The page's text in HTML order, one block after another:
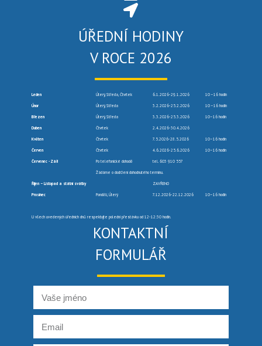
ÚŘEDNÍ HODINY
V ROCE 2026
Leden Úterý, Středa, Čtvrtek 6.1.2026-29.1.2026 10 –16 hodin
Únor Úterý, Středa 3.2.2026-25.2.2026 10 –16 hodin
Březen Úterý, Středa 3.3.2026-25.3.2026 10–16 hodin
Duben Čtvrtek 2.4.2026-30.4.2026
Květen Čtvrtek 7.5.2026-28.5.2026 10–16 hodin
Červen Čtvrtek 4.6.2026-25.6.2026 10–16 hodin
Červenec -Září Po telefonické dohodě tel. 603 910 557
Žádáme o dodržení dohodnutého termínu.
Říjen – Listopad a státní svátky ZAVŘENO
Prosinec Pondělí, Úterý 7.12.2026-22.12.2026 10–16 hodin
U všech uvedených úředních dnů respektujte polední přestávku od 12-12:30 hodin.
KONTAKTNÍ
FORMULÁŘ